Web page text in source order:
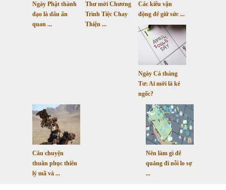
Ngày Phật thành
đạo là dấu ấn
quan ...
Thư mời Chương
Trình Tiệc Chay
Thiện ...
Các kiểu vận
động để giữ sức ...
Ngày Cá tháng
Tư: Ai mới là kẻ
ngốc?
Câu chuyện
thuần phục thiên
lý mã và ...
Nên làm gì để
quẳng đi nỗi lo sợ
...